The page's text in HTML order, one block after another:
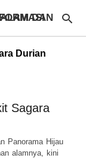
Durian
Sagara
Panorama Hijau
alamnya, kini